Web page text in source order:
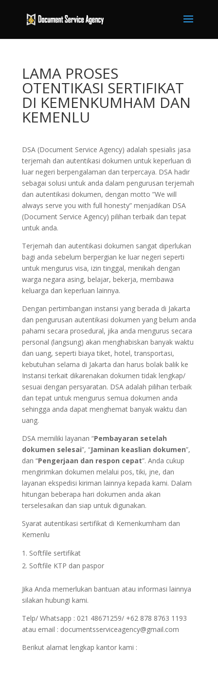
LAMA PROSES
OTENTIKASI SERTIFIKAT
DI KEMENKUMHAM DAN
KEMENLU
DSA (Document Service Agency) adalah spesialis jasa
terjemah dan autentikasi dokumen untuk keperluan di
luar negeri berpengalaman dan terpercaya. DSA hadir
sebagai solusi untuk anda dalam pengurusan terjemah
dan autentikasi dokumen, dengan motto ”We will
always serve you with full honesty” menjadikan DSA
(Document Service Agency) pilihan terbaik dan tepat
untuk anda.
Terjemah dan autentikasi dokumen sangat diperlukan
bagi anda sebelum berpergian ke luar negeri seperti
untuk mengurus visa, izin tinggal, menikah dengan
warga negara asing, belajar, bekerja, membawa
keluarga dan keperluan lainnya.
Dengan pertimbangan instansi yang berada di Jakarta
dan pengurusan autentikasi dokumen yang belum anda
pahami secara prosedural, jika anda mengurus secara
personal (langsung) akan menghabiskan banyak waktu
dan uang, seperti biaya tiket, hotel, transportasi,
kebutuhan selama di Jakarta dan harus bolak balik ke
Instansi terkait dikarenakan dokumen tidak lengkap/
sesuai dengan persyaratan. DSA adalah pilihan terbaik
dan tepat untuk mengurus semua dokumen anda
sehingga anda dapat menghemat banyak waktu dan
uang.
DSA memiliki layanan “Pembayaran setelah
dokumen selesai”, “Jaminan keaslian dokumen”,
dan “Pengerjaan dan respon cepat”. Anda cukup
mengirimkan dokumen melalui pos, tiki, jne, dan
layanan ekspedisi kiriman lainnya kepada kami. Dalam
hitungan beberapa hari dokumen anda akan
terselesaikan dan siap untuk digunakan.
Syarat autentikasi sertifikat di Kemenkumham dan
Kemenlu
Softfile sertifikat
Softfile KTP dan paspor
Jika Anda memerlukan bantuan atau informasi lainnya
silakan hubungi kami.
Telp/ Whatsapp : 021 48671259/ +62 878 8763 1193
atau email : documentsserviceagency@gmail.com
Berikut alamat lengkap kantor kami :